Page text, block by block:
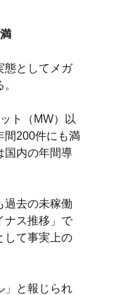
態としてメガ
ト（MW）以
間200件にも満
国内の年間導
過去の未稼働
ナス推移」で
して事実上の
」と報じられ